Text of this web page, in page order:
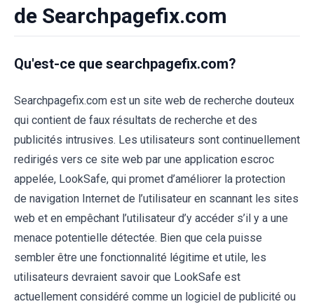
de Searchpagefix.com
Qu'est-ce que searchpagefix.com?
Searchpagefix.com est un site web de recherche douteux
qui contient de faux résultats de recherche et des
publicités intrusives. Les utilisateurs sont continuellement
redirigés vers ce site web par une application escroc
appelée, LookSafe, qui promet d’améliorer la protection
de navigation Internet de l’utilisateur en scannant les sites
web et en empêchant l’utilisateur d’y accéder s’il y a une
menace potentielle détectée. Bien que cela puisse
sembler être une fonctionnalité légitime et utile, les
utilisateurs devraient savoir que LookSafe est
actuellement considéré comme un logiciel de publicité ou